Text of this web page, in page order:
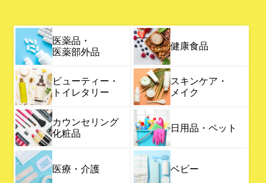
医薬品・
医薬部外品
健康食品
ビューティー・
トイレタリー
スキンケア・
メイク
カウンセリング
化粧品
日用品・ペット
医療・介護 ベビー